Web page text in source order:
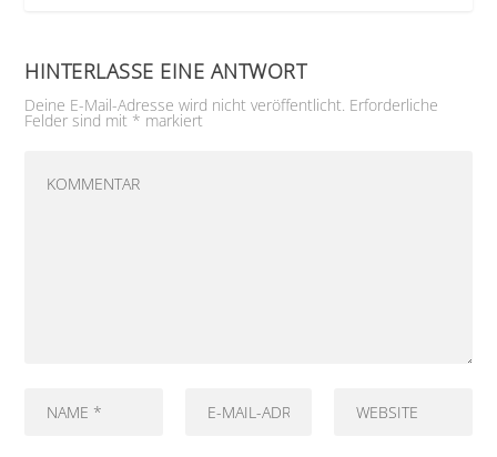
HINTERLASSE EINE ANTWORT
Deine E-Mail-Adresse wird nicht veröffentlicht. Erforderliche
Felder sind mit * markiert